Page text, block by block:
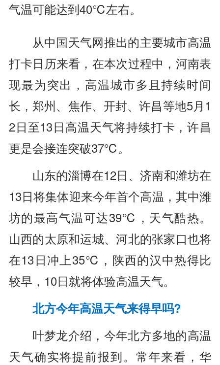
气温可能达到40℃左右。
从中国天气网推出的主要城市高温
打卡日历来看，在本次过程中，河南表
现最为突出，高温城市多且持续时间
长，郑州、焦作、开封、许昌等地5月1
2日至13日高温天气将持续打卡，许昌
更是会接连突破37℃。
山东的淄博在12日、济南和潍坊在
13日将集体迎来今年首个高温，其中潍
坊的最高气温可达39℃，天气酷热。
山西的太原和运城、河北的张家口也将
在13日冲上35℃，陕西的汉中热得比
较早，10日就将体验高温天气。
北方今年高温天气来得早吗?
叶梦龙介绍，今年北方多地的高温
天气确实将提前报到。常年来看，华